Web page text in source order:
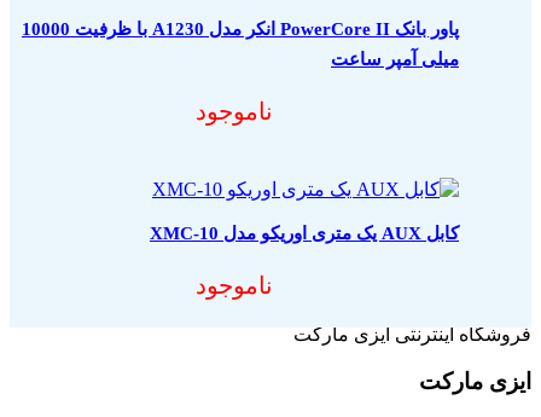
پاور بانک PowerCore II انکر مدل A1230 با ظرفیت 10000
میلی آمپر ساعت
ناموجود
کابل AUX یک متری اوریکو مدل XMC-10
ناموجود
فروشگاه اینترنتی ایزی مارکت
ایزی مارکت